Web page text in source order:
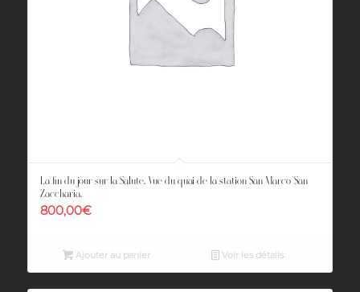
La fin du jour sur la Salute. Vue du quai de la station San Marco-San
Zaccharia.
800,00€
Ajouter au panier Voir les détails